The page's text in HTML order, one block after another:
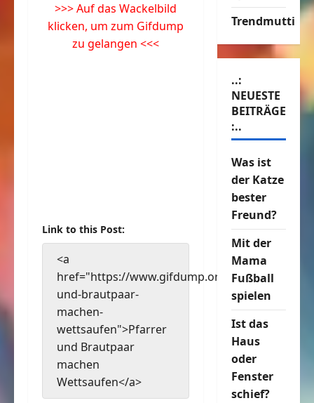
>>> Auf das Wackelbild
klicken, um zum Gifdump
zu gelangen <<<
Link to this Post:
<a
href="https://www.gifdump.org/pfarrer-
und-brautpaar-
machen-
wettsaufen">Pfarrer
und Brautpaar
machen
Wettsaufen</a>
Trendmutti
..:
NEUESTE
BEITRÄGE
:..
Was ist
der Katze
bester
Freund?
Mit der
Mama
Fußball
spielen
Ist das
Haus
oder
Fenster
schief?